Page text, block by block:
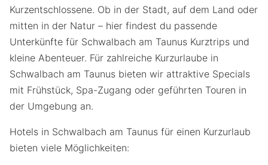
Kurzentschlossene. Ob in der Stadt, auf dem Land oder
mitten in der Natur – hier findest du passende
Unterkünfte für Schwalbach am Taunus Kurztrips und
kleine Abenteuer. Für zahlreiche Kurzurlaube in
Schwalbach am Taunus bieten wir attraktive Specials
mit Frühstück, Spa-Zugang oder geführten Touren in
der Umgebung an.
Hotels in Schwalbach am Taunus für einen Kurzurlaub
bieten viele Möglichkeiten: